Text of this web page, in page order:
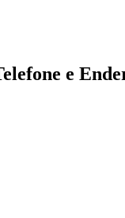
e